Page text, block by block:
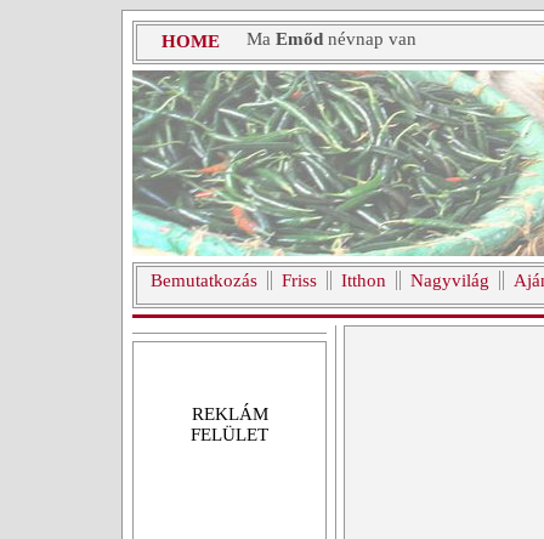
HOME Ma Emőd névnap van
Bemutatkozás Friss Itthon Nagyvilág
REKLÁM
FELÜLET